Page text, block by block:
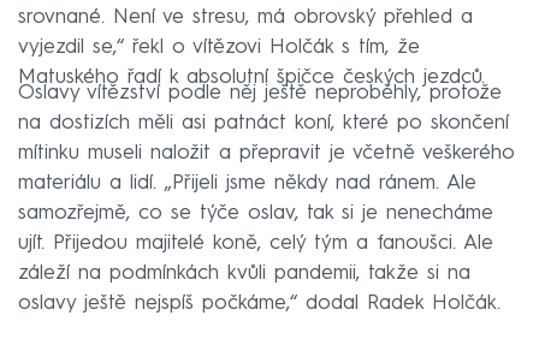
srovnané. Není ve stresu, má obrovský přehled a
vyjezdil se,“ řekl o vítězovi Holčák s tím, že
Matuského řadí k absolutní špičce českých jezdců.
Oslavy vítězství podle něj ještě neproběhly, protože
na dostizích měli asi patnáct koní, které po skončení
mítinku museli naložit a přepravit je včetně veškerého
materiálu a lidí. „Přijeli jsme někdy nad ránem. Ale
samozřejmě, co se týče oslav, tak si je nenecháme
ujít. Přijedou majitelé koně, celý tým a fanoušci. Ale
záleží na podmínkách kvůli pandemii, takže si na
oslavy ještě nejspíš počkáme,“ dodal Radek Holčák.